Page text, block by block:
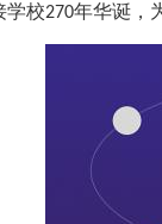
学校270年华诞，